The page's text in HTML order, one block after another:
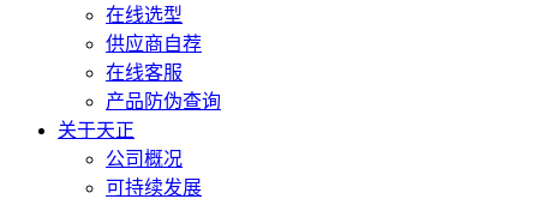
在线选型
供应商自荐
在线客服
产品防伪查询
关于天正
公司概况
可持续发展